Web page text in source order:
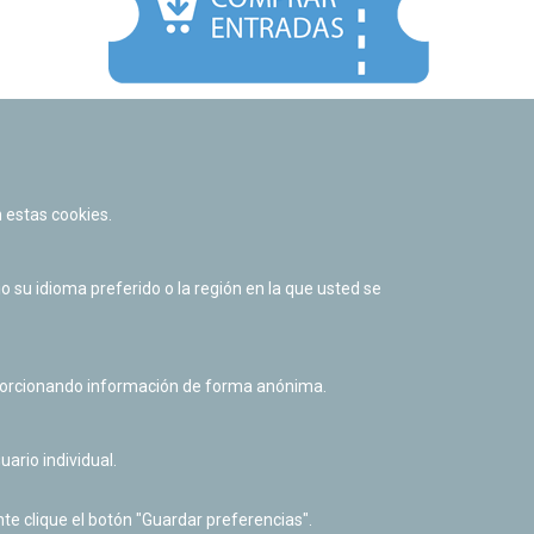
Política de cookies
Derecho de acceso a información pública
cookies.
su idioma preferido o la región en la que usted se
información de forma anónima.
individual.
clique el botón "Guardar preferencias".